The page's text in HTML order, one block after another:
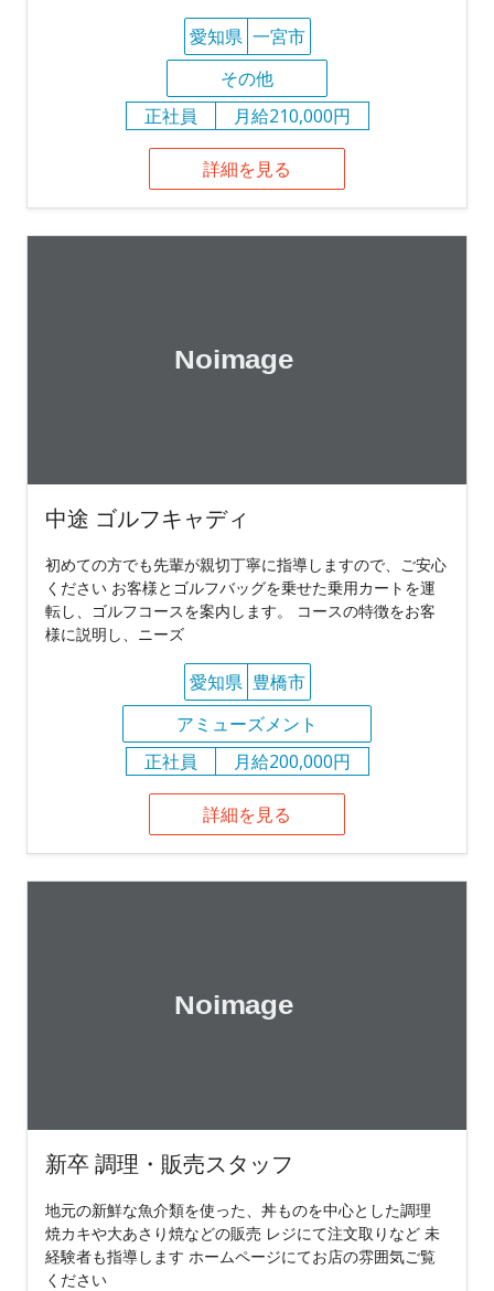
愛知県 一宮市
その他
正社員
月給210,000円
詳細を見る
中途 ゴルフキャディ
初めての方でも先輩が親切丁寧に指導しますので、ご安心
ください お客様とゴルフバッグを乗せた乗用カートを運
転し、ゴルフコースを案内します。 コースの特徴をお客
様に説明し、ニーズ
愛知県 豊橋市
アミューズメント
正社員
月給200,000円
詳細を見る
新卒 調理・販売スタッフ
地元の新鮮な魚介類を使った、丼ものを中心とした調理
焼カキや大あさり焼などの販売 レジにて注文取りなど 未
経験者も指導します ホームページにてお店の雰囲気ご覧
ください